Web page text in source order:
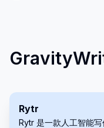
Rytr
Rytr 是一款人工智能